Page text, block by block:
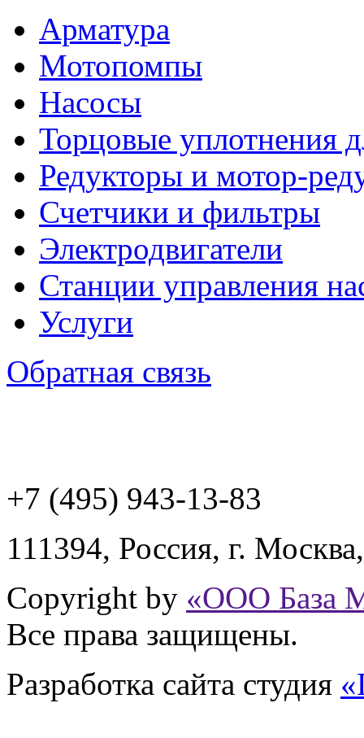
Арматура
Мотопомпы
Насосы
Торцовые уплотнения
Редукторы и мотор-
Счетчики и фильтры
Электродвигатели
Станции управления
Услуги
Обратная связь
+7 (495) 943-13-83
111394, Россия, г. Москва
Copyright by «ООО База
Все права защищены.
Разработка сайта студия